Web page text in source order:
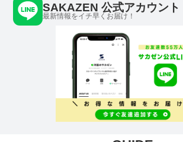
SAKAZEN 公式アカウント
最新情報をイチ早くお届け！